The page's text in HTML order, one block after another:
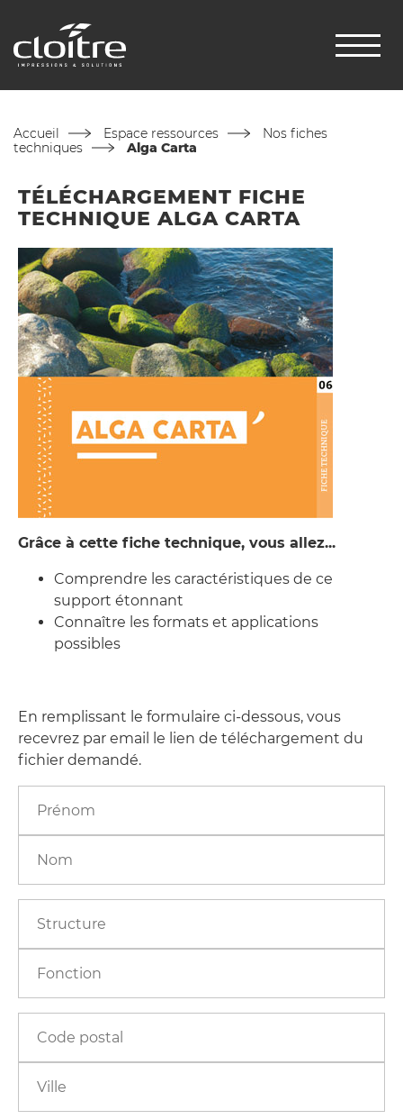
Accueil Espace ressources
Nos fiches
techniques
Alga Carta
TÉLÉCHARGEMENT FICHE
TECHNIQUE ALGA CARTA
Grâce à cette fiche technique, vous allez...
Comprendre les caractéristiques de ce
support étonnant
Connaître les formats et applications
possibles
En remplissant le formulaire ci-dessous, vous
recevrez par email le lien de téléchargement du
fichier demandé.